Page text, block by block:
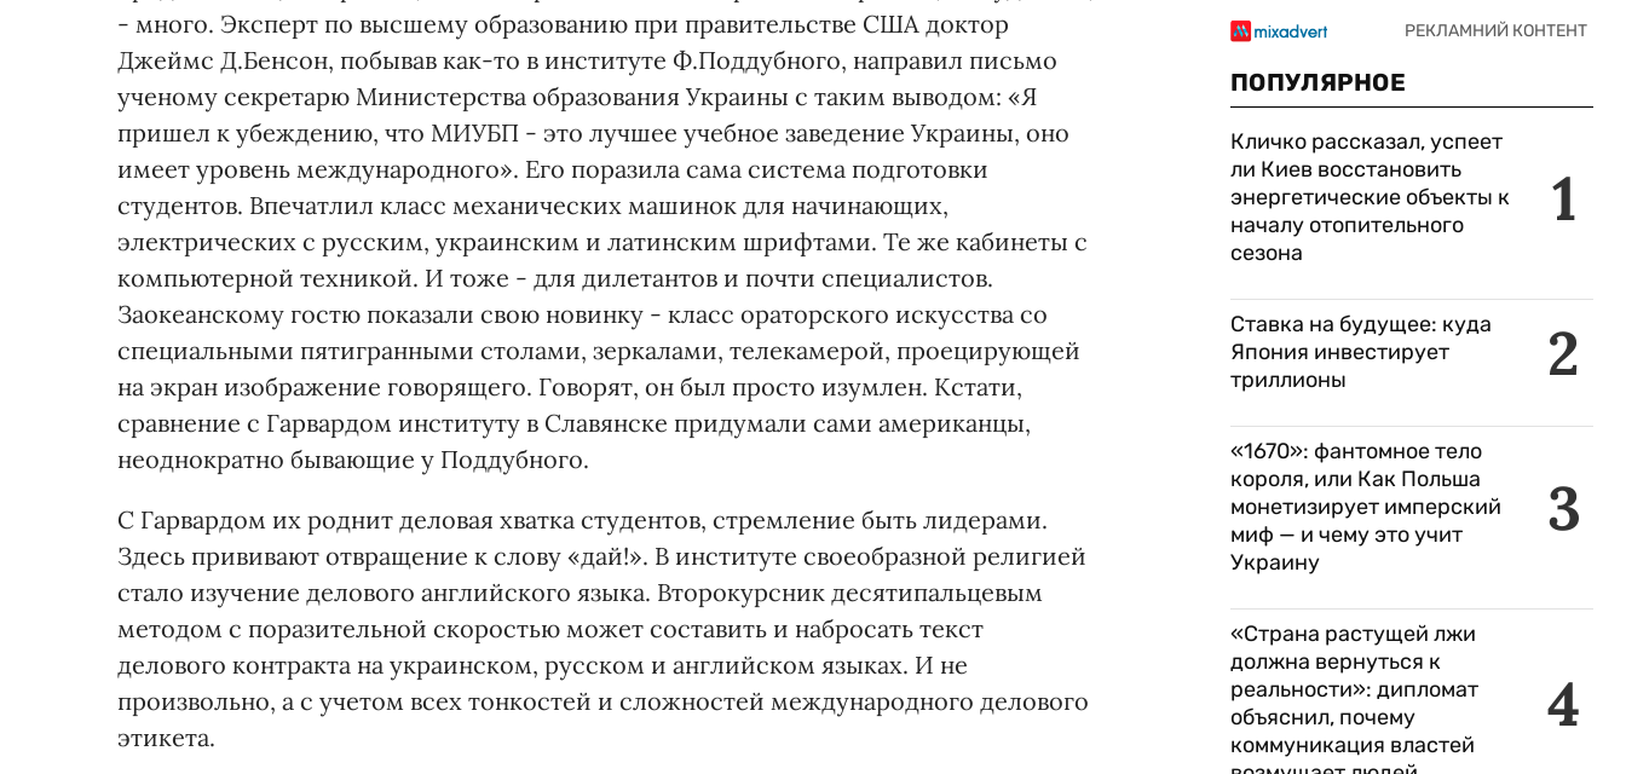
- много. Эксперт по высшему образованию при правительстве США доктор
Джеймс Д.Бенсон, побывав как-то в институте Ф.Поддубного, направил письмо
ученому секретарю Министерства образования Украины с таким выводом: «Я
пришел к убеждению, что МИУБП - это лучшее учебное заведение Украины, оно
имеет уровень международного». Его поразила сама система подготовки
студентов. Впечатлил класс механических машинок для начинающих,
электрических с русским, украинским и латинским шрифтами. Те же кабинеты с
компьютерной техникой. И тоже - для дилетантов и почти специалистов.
Заокеанскому гостю показали свою новинку - класс ораторского искусства со
специальными пятигранными столами, зеркалами, телекамерой, проецирующей
на экран изображение говорящего. Говорят, он был просто изумлен. Кстати,
сравнение с Гарвардом институту в Славянске придумали сами американцы,
неоднократно бывающие у Поддубного.
С Гарвардом их роднит деловая хватка студентов, стремление быть лидерами.
Здесь прививают отвращение к слову «дай!». В институте своеобразной религией
стало изучение делового английского языка. Второкурсник десятипальцевым
методом с поразительной скоростью может составить и набросать текст
делового контракта на украинском, русском и английском языках. И не
произвольно, а с учетом всех тонкостей и сложностей международного делового
этикета.
ПОПУЛЯРНОЕ
1
Кличко рассказал, успеет
ли Киев восстановить
энергетические объекты к
началу отопительного
сезона
2
Ставка на будущее: куда
Япония инвестирует
триллионы
3
«1670»: фантомное тело
короля, или Как Польша
монетизирует имперский
миф — и чему это учит
Украину
4
«Страна растущей лжи
должна вернуться к
реальности»: дипломат
объяснил, почему
коммуникация властей